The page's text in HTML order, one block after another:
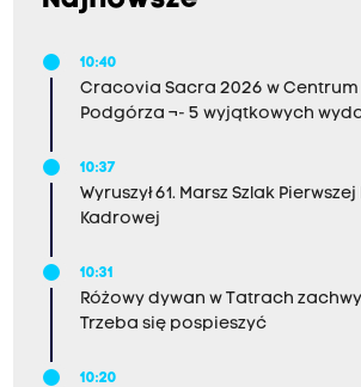
10:40
Cracovia Sacra 2026 w Centrum
Podgórza ¬- 5 wyjątkowych
10:37
Wyruszył 61. Marsz Szlak
Kadrowej
10:31
Różowy dywan w Tatrach
Trzeba się pospieszyć
10:20